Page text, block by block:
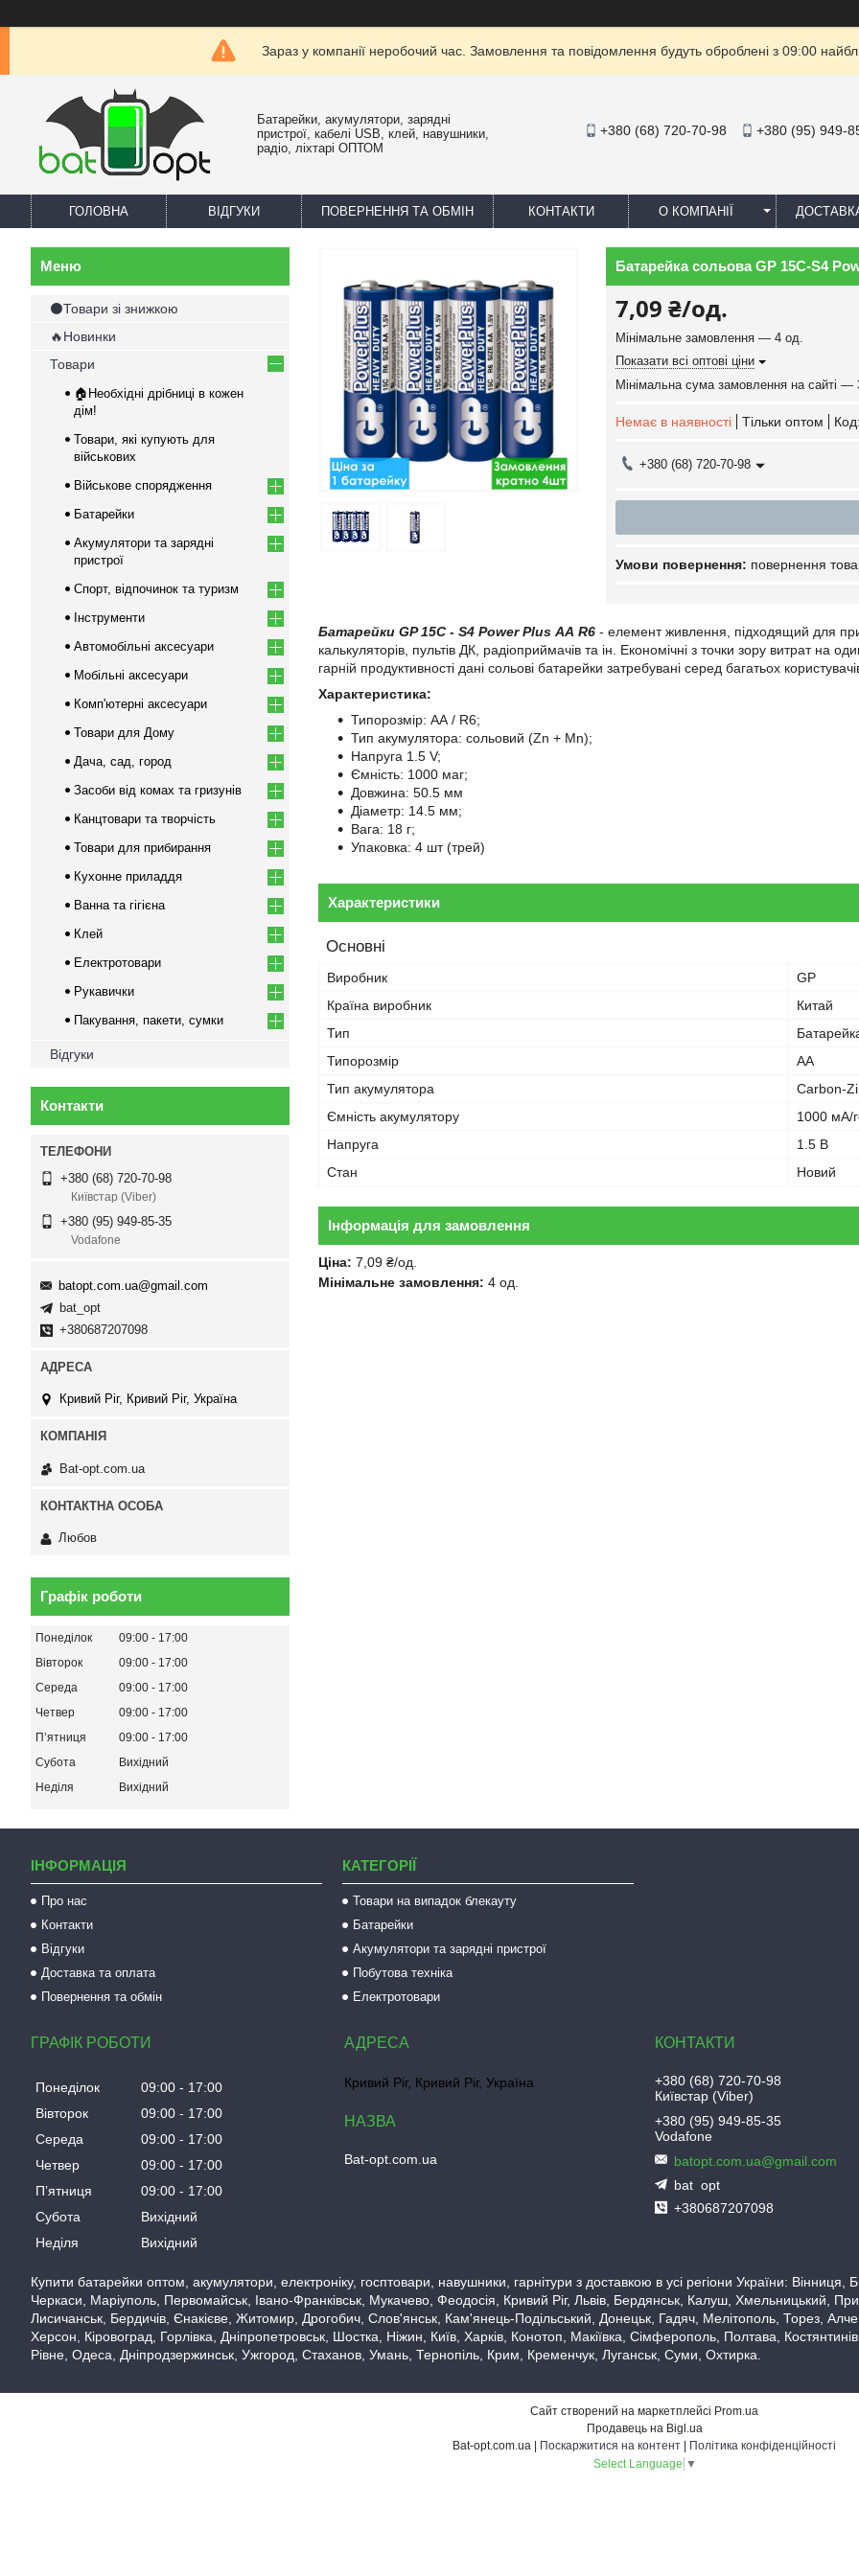
Зараз у компанії неробочий час. Замовлення та повідомлення будуть оброблені з 09:00
Батарейки, акумулятори, зарядні
пристрої, кабелі USB, клей, навушники,
радіо, ліхтарі ОПТОМ
+380 (68) 720-70-98 +380 (95) 949-
ГОЛОВНА ВІДГУКИ ПОВЕРНЕННЯ ТА ОБМІН КОНТАКТИ О КОМПАНІЇ
Батарейка сольова GP 15С-S4
7,09 ₴/од.
Мінімальне замовлення — 4 од.
Показати всі оптові ціни
Мінімальна сума замовлення на сайті —
Немає в наявності Тільки оптом Код:
+380 (68) 720-70-98
повернення
Батарейки GP 15С - S4 Power Plus АА R6 - елемент живлення, підходящий для
калькуляторів, пультів ДК, радіоприймачів та ін. Економічні з точки зору витрат на
гарній продуктивності дані сольові батарейки затребувані серед багатьох
Характеристика:
Типорозмір: АА / R6;
Тип акумулятора: сольовий (Zn + Mn);
Напруга 1.5 V;
Ємність: 1000 маг;
Довжина: 50.5 мм
Діаметр: 14.5 мм;
Вага: 18 г;
Упаковка: 4 шт (трей)
Характеристики
Основні
Виробник
GP
Країна виробник
Китай
Тип
Типорозмір
AA
Тип акумулятора
Carbon-
Ємність акумулятору
1000 мА/
Напруга
1.5 В
Стан
Новий
Інформація для замовлення
Ціна: 7,09 ₴/од.
Мінімальне замовлення: 4 од.
⚫Товари зі знижкою
🔥Новинки
Товари
🏠Необхідні дрібниці в кожен
дім!
Товари, які купують для
військових
Військове спорядження
Батарейки
Акумулятори та зарядні
пристрої
Спорт, відпочинок та туризм
Інструменти
Автомобільні аксесуари
Мобільні аксесуари
Комп'ютерні аксесуари
Товари для Дому
Дача, сад, город
Засоби від комах та гризунів
Канцтовари та творчість
Товари для прибирання
Кухонне приладдя
Ванна та гігієна
Клей
Електротовари
Рукавички
Пакування, пакети, сумки
Відгуки
Контакти
+380 (68) 720-70-98
Київстар (Viber)
+380 (95) 949-85-35
Vodafone
batopt.com.ua@gmail.com
bat_opt
+380687207098
Кривий Ріг, Кривий Ріг, Україна
Bat-opt.com.ua
Любов
Графік роботи
Понеділок 09:00
17:00
Вівторок
09:00
17:00
Середа
09:00
17:00
Четвер
09:00
17:00
Пʼятниця
09:00
17:00
Субота
Вихідний
Неділя
Вихідний
ІНФОРМАЦІЯ
Про нас
Контакти
Відгуки
Доставка та оплата
Повернення та обмін
КАТЕГОРІЇ
Товари на випадок блекауту
Батарейки
Акумулятори та зарядні пристрої
Побутова техніка
Електротовари
ГРАФІК РОБОТИ
Понеділок 09:00
17:00
Вівторок
09:00
17:00
Середа
09:00
17:00
Четвер
09:00
17:00
Пʼятниця
09:00
17:00
Субота
Вихідний
Неділя
Вихідний
Кривий Ріг, Кривий Ріг, Україна
Bat-opt.com.ua
+380 (68) 720-70-98
Київстар (Viber)
+380 (95) 949-85-35
Vodafone
batopt.com.ua@gmail.com
bat_opt
+380687207098
Купити батарейки оптом, акумулятори, електроніку, госптовари, навушники, гарнітури з доставкою в усі регіони України:
Черкаси, Маріуполь, Первомайськ, Івано-Франківськ, Мукачево, Феодосія, Кривий Ріг, Львів, Бердянськ, Калуш, Хмельницький,
Лисичанськ, Бердичів, Єнакієве, Житомир, Дрогобич, Слов'янськ, Кам'янець-Подільський, Донецьк, Гадяч, Мелітополь, Торез,
Херсон, Кіровоград, Горлівка, Дніпропетровськ, Шостка, Ніжин, Київ, Харків, Конотоп, Макіївка, Сімферополь, Полтава,
Рівне, Одеса, Дніпродзержинськ, Ужгород, Стаханов, Умань, Тернопіль, Крим, Кременчук, Луганськ, Суми, Охтирка.
Сайт створений на маркетплейсі Prom.ua
Продавець на Bigl.ua
Поскаржитися на контент
Політика конфіденційності
Select Language ▼